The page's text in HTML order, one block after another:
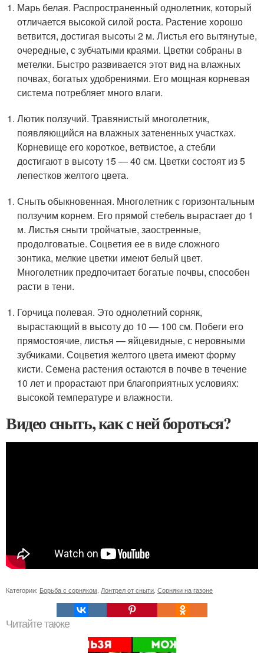
Марь белая. Распространенный однолетник, который
отличается высокой силой роста. Растение хорошо
ветвится, достигая высоты 2 м. Листья его вытянутые,
очередные, с зубчатыми краями. Цветки собраны в
метелки. Быстро развивается этот вид на влажных
почвах, богатых удобрениями. Его мощная корневая
система потребляет много влаги.
Лютик ползучий. Травянистый многолетник,
появляющийся на влажных затененных участках.
Корневище его короткое, ветвистое, а стебли
достигают в высоту 15 — 40 см. Цветки состоят из 5
лепестков желтого цвета.
Сныть обыкновенная. Многолетник с горизонтальным
ползучим корнем. Его прямой стебель вырастает до 1
м. Листья сныти тройчатые, заостренные,
продолговатые. Соцветия ее в виде сложного
зонтика, мелкие цветки имеют белый цвет.
Многолетник предпочитает богатые почвы, способен
расти в тени.
Горчица полевая. Это однолетний сорняк,
вырастающий в высоту до 10 — 100 см. Побеги его
прямостоячие, листья — яйцевидные, с неровными
зубчиками. Соцветия желтого цвета имеют форму
кисти. Семена растения остаются в почве в течение
10 лет и прорастают при благоприятных условиях:
высокой температуре и влажности.
Видео сныть, как с ней бороться?
Категории: Борьба с сорняком Лонтрел от сныти Сорняки на газоне
Читайте также